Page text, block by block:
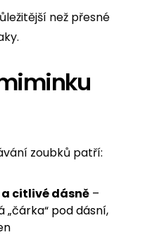
než přesné
zoubků patří:
citlivé dásně –
„čárka“ pod dásní,